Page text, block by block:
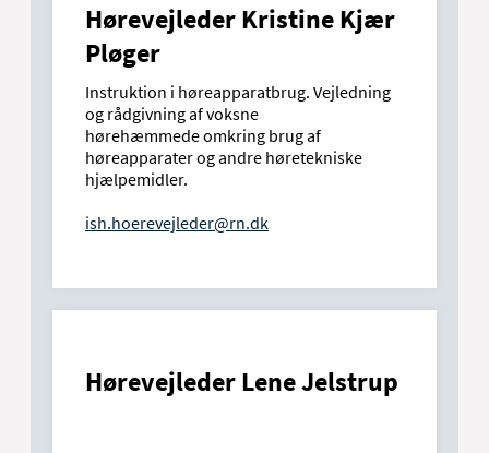
Hørevejleder Kristine Kjær
Pløger
Instruktion i høreapparatbrug. Vejledning
og rådgivning af voksne
hørehæmmede omkring brug af
høreapparater og andre høretekniske
hjælpemidler.
ish.hoerevejleder@rn.dk
Hørevejleder Lene Jelstrup